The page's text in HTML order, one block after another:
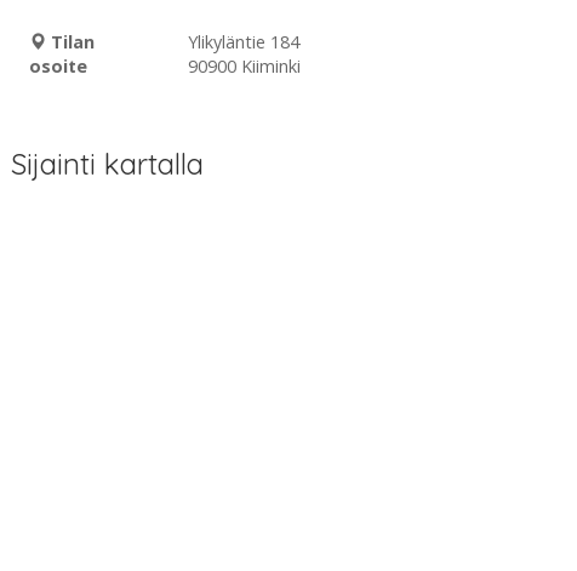
Tilan
osoite
Ylikyläntie 184
90900 Kiiminki
Sijainti kartalla